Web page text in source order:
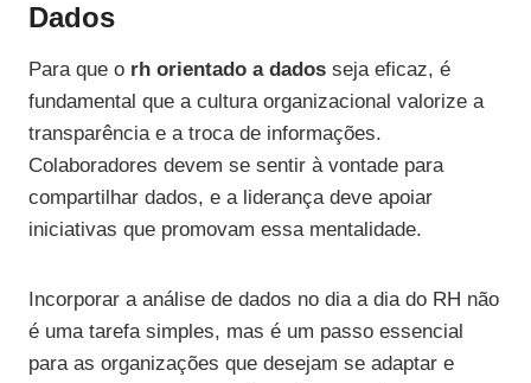
Dados
Para que o rh orientado a dados seja eficaz, é
fundamental que a cultura organizacional valorize a
transparência e a troca de informações.
Colaboradores devem se sentir à vontade para
compartilhar dados, e a liderança deve apoiar
iniciativas que promovam essa mentalidade.
Incorporar a análise de dados no dia a dia do RH não
é uma tarefa simples, mas é um passo essencial
para as organizações que desejam se adaptar e